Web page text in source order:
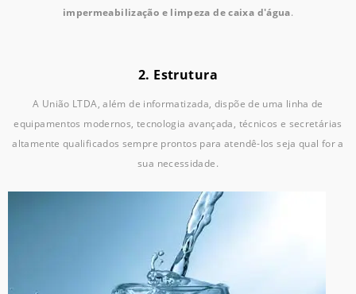
impermeabilização e limpeza de caixa d'água.
2. Estrutura
A União LTDA, além de informatizada, dispõe de uma linha de
equipamentos modernos, tecnologia avançada, técnicos e secretárias
altamente qualificados sempre prontos para atendê-los seja qual for a
sua necessidade.